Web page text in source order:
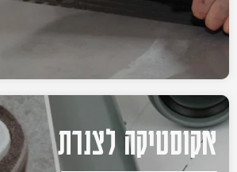
אקוסטיקה לצנרת